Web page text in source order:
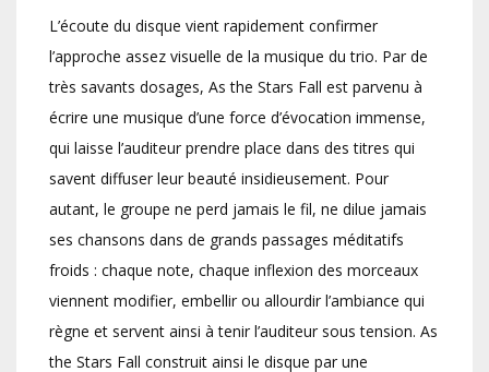
L’écoute du disque vient rapidement confirmer
l’approche assez visuelle de la musique du trio. Par de
très savants dosages, As the Stars Fall est parvenu à
écrire une musique d’une force d’évocation immense,
qui laisse l’auditeur prendre place dans des titres qui
savent diffuser leur beauté insidieusement. Pour
autant, le groupe ne perd jamais le fil, ne dilue jamais
ses chansons dans de grands passages méditatifs
froids : chaque note, chaque inflexion des morceaux
viennent modifier, embellir ou allourdir l’ambiance qui
règne et servent ainsi à tenir l’auditeur sous tension. As
the Stars Fall construit ainsi le disque par une